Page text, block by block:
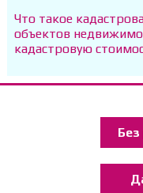
Что такое
объектов
кадастровую